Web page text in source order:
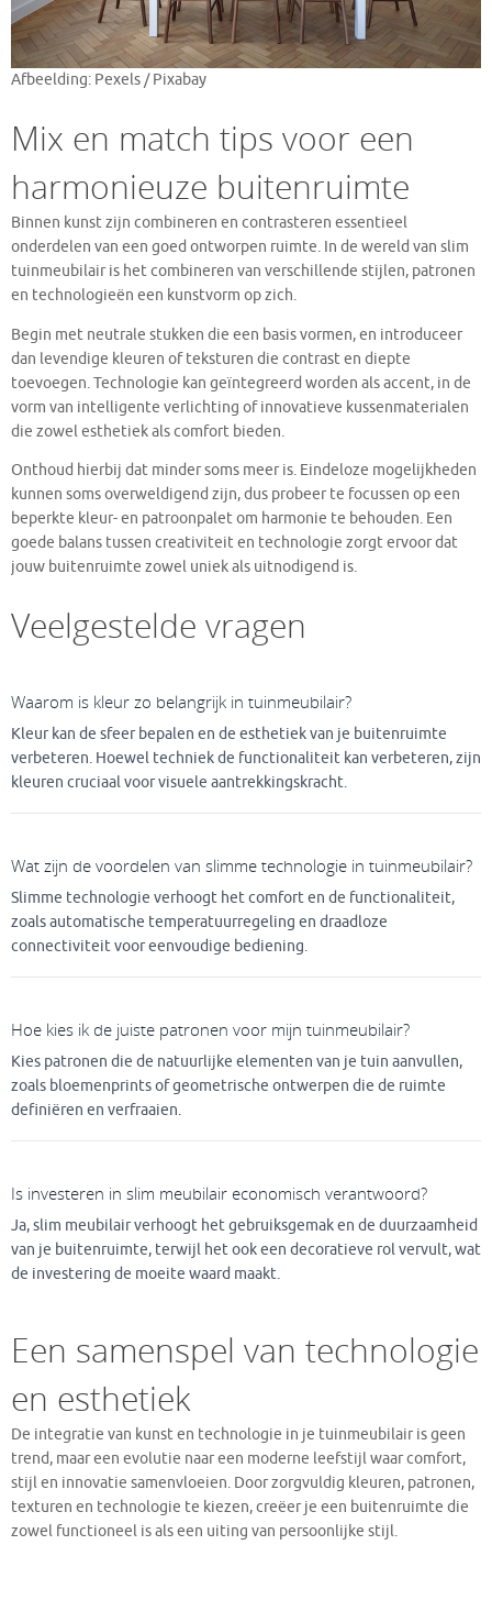
Afbeelding: Pexels / Pixabay
Mix en match tips voor een
harmonieuze buitenruimte
Binnen kunst zijn combineren en contrasteren essentieel
onderdelen van een goed ontworpen ruimte. In de wereld van slim
tuinmeubilair is het combineren van verschillende stijlen, patronen
en technologieën een kunstvorm op zich.
Begin met neutrale stukken die een basis vormen, en introduceer
dan levendige kleuren of teksturen die contrast en diepte
toevoegen. Technologie kan geïntegreerd worden als accent, in de
vorm van intelligente verlichting of innovatieve kussenmaterialen
die zowel esthetiek als comfort bieden.
Onthoud hierbij dat minder soms meer is. Eindeloze mogelijkheden
kunnen soms overweldigend zijn, dus probeer te focussen op een
beperkte kleur- en patroonpalet om harmonie te behouden. Een
goede balans tussen creativiteit en technologie zorgt ervoor dat
jouw buitenruimte zowel uniek als uitnodigend is.
Veelgestelde vragen
Waarom is kleur zo belangrijk in tuinmeubilair?
Kleur kan de sfeer bepalen en de esthetiek van je buitenruimte
verbeteren. Hoewel techniek de functionaliteit kan verbeteren, zijn
kleuren cruciaal voor visuele aantrekkingskracht.
Wat zijn de voordelen van slimme technologie in tuinmeubilair?
Slimme technologie verhoogt het comfort en de functionaliteit,
zoals automatische temperatuurregeling en draadloze
connectiviteit voor eenvoudige bediening.
Hoe kies ik de juiste patronen voor mijn tuinmeubilair?
Kies patronen die de natuurlijke elementen van je tuin aanvullen,
zoals bloemenprints of geometrische ontwerpen die de ruimte
definiëren en verfraaien.
Is investeren in slim meubilair economisch verantwoord?
Ja, slim meubilair verhoogt het gebruiksgemak en de duurzaamheid
van je buitenruimte, terwijl het ook een decoratieve rol vervult, wat
de investering de moeite waard maakt.
Een samenspel van technologie
en esthetiek
De integratie van kunst en technologie in je tuinmeubilair is geen
trend, maar een evolutie naar een moderne leefstijl waar comfort,
stijl en innovatie samenvloeien. Door zorgvuldig kleuren, patronen,
texturen en technologie te kiezen, creëer je een buitenruimte die
zowel functioneel is als een uiting van persoonlijke stijl.